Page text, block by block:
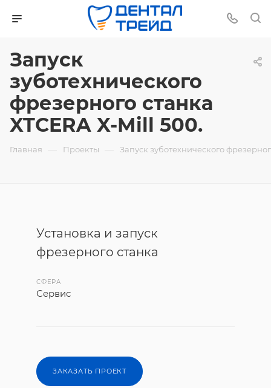
Запуск
зуботехнического
фрезерного станка
XTCERA X-Mill 500.
Главная — Проекты — Запуск зуботехнического
Установка и запуск
фрезерного станка
СФЕРА
Сервис
ЗАКАЗАТЬ ПРОЕКТ